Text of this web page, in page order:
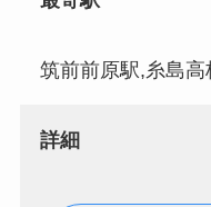
筑前前原駅,糸島高
詳細